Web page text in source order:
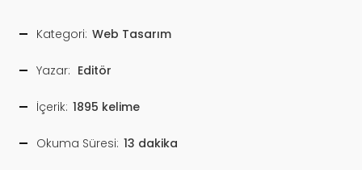
Kategori: Web Tasarım
Yazar: Editör
İçerik: 1895 kelime
Okuma Süresi: 13 dakika